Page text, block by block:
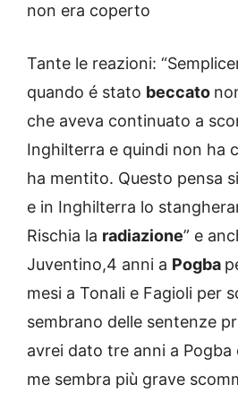
non era coperto
Tante le reazioni:
quando é stato beccato
che aveva continuato a
Inghilterra e quindi non ha
ha mentito. Questo pensa
e in Inghilterra lo
Rischia la radiazione” e
Juventino,4 anni a Pogba
mesi a Tonali e Fagioli per
sembrano delle sentenze
avrei dato tre anni a Pogba
me sembra più grave